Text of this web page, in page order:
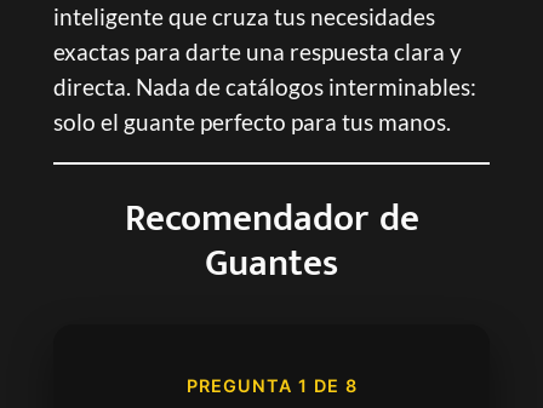
inteligente que cruza tus necesidades
exactas para darte una respuesta clara y
directa. Nada de catálogos interminables:
solo el guante perfecto para tus manos.
Recomendador de
Guantes
PREGUNTA 1 DE 8